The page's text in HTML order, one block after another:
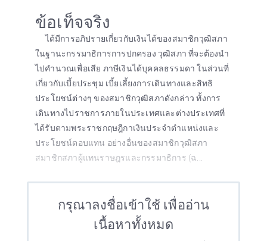
ข้อเท็จจริง
ได้มีการอภิปรายเกี่ยวกับเงินได้ของสมาชิกวุฒิสภา
ในฐานะกรรมาธิการการปกครอง วุฒิสภา ที่จะต้องนำ
ไปคำนวณเพื่อเสีย ภาษีเงินได้บุคคลธรรมดา ในส่วนที่
เกี่ยวกับเบี้ยประชุม เบี้ยเลี้ยงการเดินทางและสิทธิ
ประโยชน์ต่างๆ ของสมาชิกวุฒิสภาดังกล่าว ทั้งการ
เดินทางไปราชการภายในประเทศและต่างประเทศที่
ได้รับตามพระราชกฤษฎีกาเงินประจำตำแหน่งและ
ประโยชน์ตอบแทน อย่างอื่นของสมาชิกวุฒิสภา
สมาชิกสภาผู้แทนราษฎรและกรรมาธิการ (ฉ...
กรุณาลงชื่อเข้าใช้ เพื่ออ่าน
เนื้อหาทั้งหมด